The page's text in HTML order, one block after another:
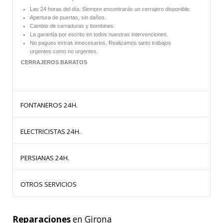
Las 24 horas del día. Siempre encontrarás un cerrajero disponible.
Apertura de puertas, sin daños.
Cambio de cerraduras y bombines.
La garantía por escrito en todos nuestras intervenciones.
No pagues extras innecesarios. Realizamos tanto trabajos
urgentes como no urgentes.
CERRAJEROS BARATOS
FONTANEROS 24H.
Todos nuestros trabajos están garantizados por escrito.
calidad con los mejores materiales y al mejor precio.
ELECTRICISTAS 24H.
Todos nuestros trabajos están garantizados por escrito.
Disponemos de un equipo de profesionales que te garantizan la mejor
PERSIANAS 24H.
DesdeHERMANOS OLLERle ofrecemos el mejor equipo de
OTROS SERVICIOS
Reparacionesen Girona